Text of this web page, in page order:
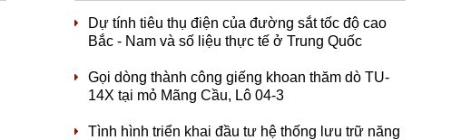
Dự tính tiêu thụ điện của đường sắt tốc độ cao
Bắc - Nam và số liệu thực tế ở Trung Quốc
Gọi dòng thành công giếng khoan thăm dò TU-
14X tại mỏ Mãng Cầu, Lô 04-3
Tình hình triển khai đầu tư hệ thống lưu trữ năng